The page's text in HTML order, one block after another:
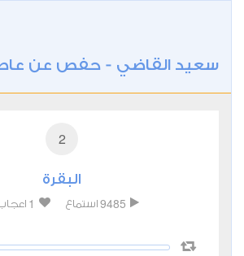
سعيد القاضي - حفص عن
2
البقرة
9485 استماع 1